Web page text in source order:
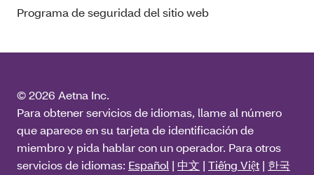
Programa de seguridad del sitio web
© 2026 Aetna Inc.
Para obtener servicios de idiomas, llame al número
que aparece en su tarjeta de identificación de
miembro y pida hablar con un operador. Para otros
servicios de idiomas: Español | 中文 | Tiếng Việt | 한국